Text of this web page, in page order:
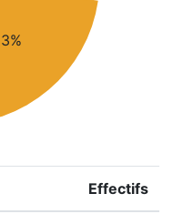
Effectifs